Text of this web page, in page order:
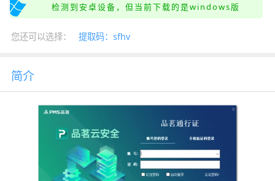
检测到安卓设备，但当前下载的是windows版
您还可以选择： 提取码：sfhv
简介